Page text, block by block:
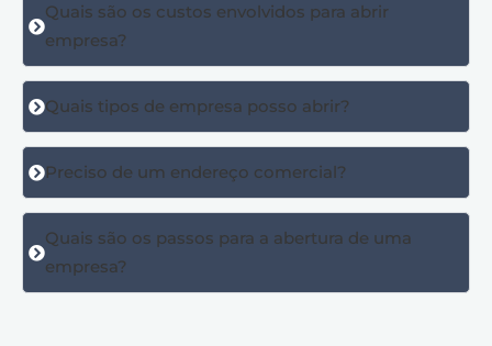
Quais são os custos envolvidos para abrir
empresa?
Quais tipos de empresa posso abrir?
Preciso de um endereço comercial?
Quais são os passos para a abertura de uma
empresa?